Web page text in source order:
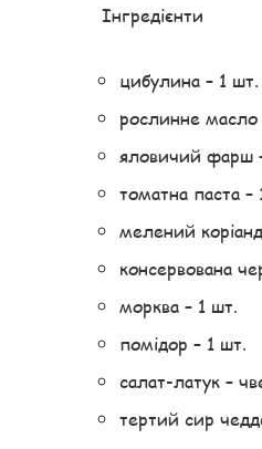
Інгредієнти
цибулина – 1 шт.
рослинне масло
яловичий фарш
томатна паста –
мелений
консервована
морква – 1 шт.
помідор – 1 шт.
салат-латук –
тертий сир